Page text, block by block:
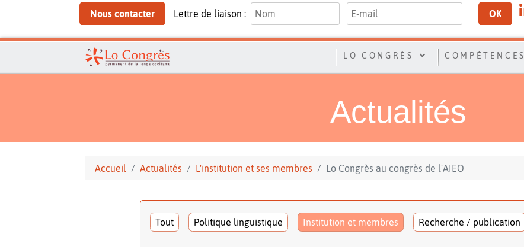
Nous contacter Lettre de liaison : OK
LO CONGRÈS COMPÉTENCES
Actualités
Accueil Actualités L'institution et ses membres Lo Congrès au congrès de l'AIEO
Tout Politique linguistique Institution et membres Recherche / publication